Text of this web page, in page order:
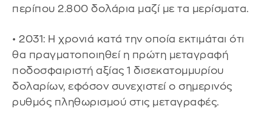
περίπου 2.800 δολάρια μαζί με τα μερίσματα.
• 2031: Η χρονιά κατά την οποία εκτιμάται ότι
θα πραγματοποιηθεί η πρώτη μεταγραφή
ποδοσφαιριστή αξίας 1 δισεκατομμυρίου
δολαρίων, εφόσον συνεχιστεί ο σημερινός
ρυθμός πληθωρισμού στις μεταγραφές.